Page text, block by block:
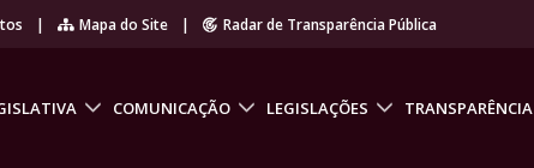
| Mapa do Site | Radar de Transparência Pública
COMUNICAÇÃO LEGISLAÇÕES TRANSPARÊNCIA